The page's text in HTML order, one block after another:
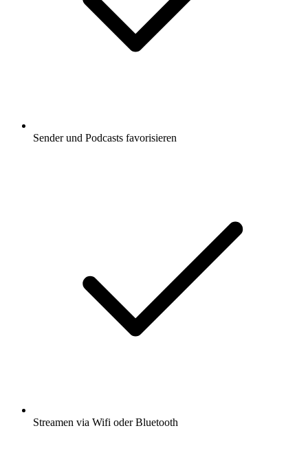
Sender und Podcasts favorisieren
Streamen via Wifi oder Bluetooth